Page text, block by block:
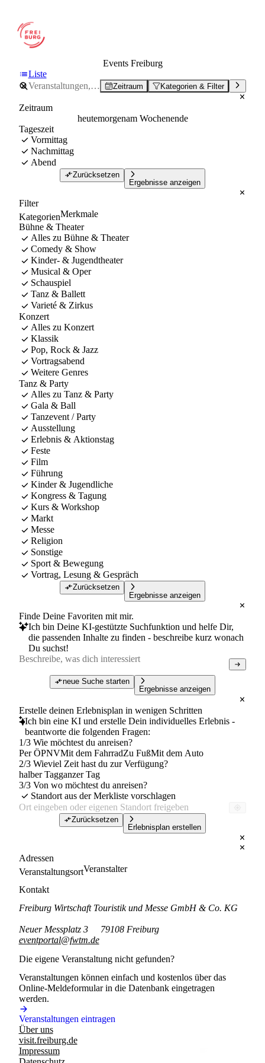
Events Freiburg
Liste
Zeitraum Kategorien & Filter
Zeitraum
heutemorgenam Wochenende
Tageszeit
Vormittag
Nachmittag
Abend
Zurücksetzen
Ergebnisse anzeigen
Filter
KategorienMerkmale
Bühne & Theater
Alles zu Bühne & Theater
Comedy & Show
Kinder- & Jugendtheater
Musical & Oper
Schauspiel
Tanz & Ballett
Varieté & Zirkus
Konzert
Alles zu Konzert
Klassik
Pop, Rock & Jazz
Vortragsabend
Weitere Genres
Tanz & Party
Alles zu Tanz & Party
Gala & Ball
Tanzevent / Party
Ausstellung
Erlebnis & Aktionstag
Feste
Film
Führung
Kinder & Jugendliche
Kongress & Tagung
Kurs & Workshop
Markt
Messe
Religion
Sonstige
Sport & Bewegung
Vortrag, Lesung & Gespräch
Zurücksetzen
Ergebnisse anzeigen
Finde Deine Favoriten mit mir.
Ich bin Deine KI-gestützte Suchfunktion und helfe Dir,
die passenden Inhalte zu finden - beschreibe kurz wonach
Du suchst!
neue Suche starten
Ergebnisse anzeigen
Erstelle deinen Erlebnisplan in wenigen Schritten
Ich bin eine KI und erstelle Dein individuelles Erlebnis -
beantworte die folgenden Fragen:
1/3 Wie möchtest du anreisen?
Per ÖPNVMit dem FahrradZu FußMit dem Auto
2/3 Wieviel Zeit hast du zur Verfügung?
halber Tagganzer Tag
3/3 Von wo möchtest du anreisen?
Standort aus der Merkliste vorschlagen
Zurücksetzen
Erlebnisplan erstellen
Adressen
VeranstaltungsortVeranstalter
Kontakt
Freiburg Wirtschaft Touristik und Messe GmbH & Co. KG
Neuer Messplatz 3
79108 Freiburg
eventportal@fwtm.de
Die eigene Veranstaltung nicht gefunden?
Veranstaltungen können einfach und kostenlos über das
Online-Meldeformular in die Datenbank eingetragen
werden.
Veranstaltungen eintragen
Über uns
visit.freiburg.de
Impressum